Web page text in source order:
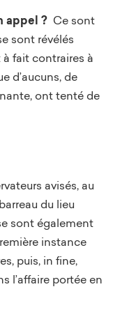
appel ?Ce sont
sont révélés
fait contraires à
d’aucuns, de
ont tenté de
avisés, au
du lieu
sont également
instance
puis, in fine,
l’affaire portée en